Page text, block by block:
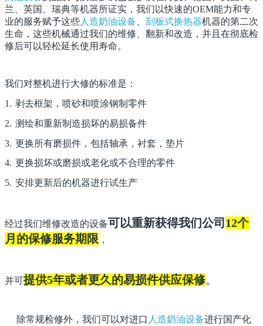
兰、英国、瑞典等机器所证实，我们以快速的OEM能力和专
业的服务赋予这些人造奶油设备 刮板式换热器机器的第二次
生命，这些机械通过我们的维修、翻新和改造，并且在彻底检
修后可以轻松延长使用寿命。
我们对整机进行大修的标准是：
1. 剥去框架，喷砂和喷涂钢制零件
2. 测绘和重新制造损坏的易损备件
3. 更换所有磨损件，包括轴承，衬套，垫片
4. 更换损坏或磨损或老化或不合理的零件
5. 安排更新后的机器进行试生产
经过我们维修改造的设备可以重新获得我们公司 12个
月的保修服务期限 ，
并可提供5年或者更久的易损件供应保修。
除常规检修外，我们可以对进口 人造奶油设备进行国产化